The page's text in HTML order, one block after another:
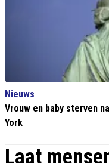
Nieuws
Vrouw en baby sterven
York
Laat